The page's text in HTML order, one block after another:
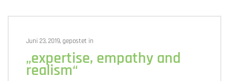
Juni 23, 2019, gepostet in
„expertise, empathy and
realism“